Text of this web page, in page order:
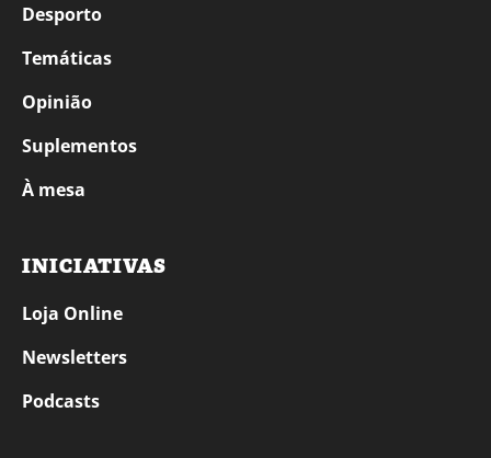
Desporto
Temáticas
Opinião
Suplementos
À mesa
INICIATIVAS
Loja Online
Newsletters
Podcasts